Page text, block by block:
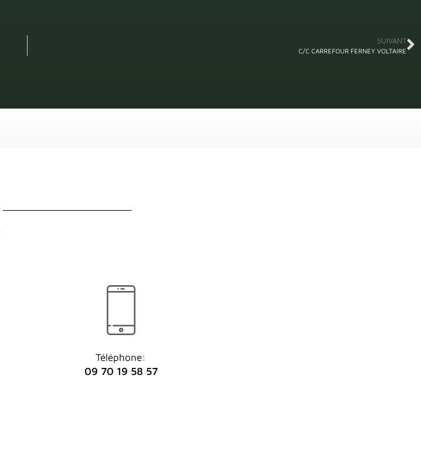
SUIVANT
C/C CARREFOUR FERNEY VOLTAIRE
Téléphone:
09 70 19 58 57